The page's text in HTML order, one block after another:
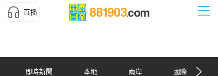
直播
即時新聞 本地 兩岸 國際